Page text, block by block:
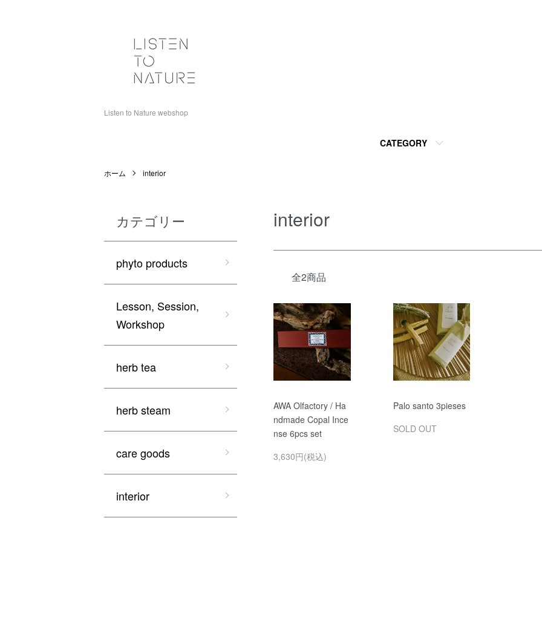
Listen to Nature webshop
CATEGORY
ホーム interior
interior
全2商品
AWA Olfactory / Ha
ndmade Copal Ince
nse 6pcs set
3,630円(税込)
Palo santo 3pieses
SOLD OUT
カテゴリー
phyto products
Lesson, Session,
Workshop
herb tea
herb steam
care goods
interior